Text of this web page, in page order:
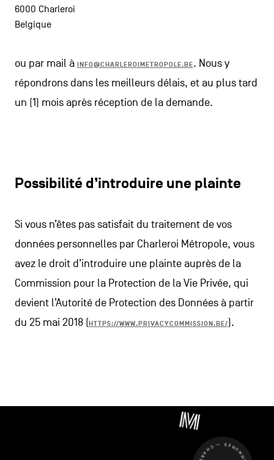
6000 Charleroi
Belgique
ou par mail à INFO@CHARLEROIMETROPOLE.BE. Nous y
répondrons dans les meilleurs délais, et au plus tard
un (1) mois après réception de la demande.
Possibilité d’introduire une plainte
Si vous n’êtes pas satisfait du traitement de vos
données personnelles par Charleroi Métropole, vous
avez le droit d’introduire une plainte auprès de la
Commission pour la Protection de la Vie Privée, qui
devient l’Autorité de Protection des Données à partir
du 25 mai 2018 (HTTPS://WWW.PRIVACYCOMMISSION.BE/).